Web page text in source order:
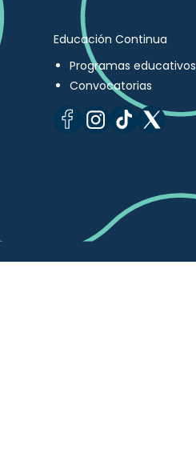
Educación Continua
Programas educativos
Convocatorias